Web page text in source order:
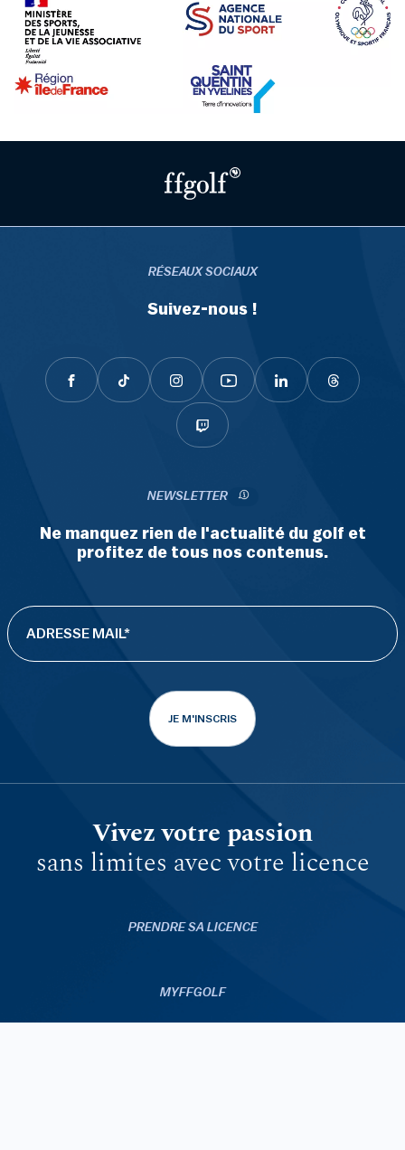
RÉSEAUX SOCIAUX
Suivez-nous !
NEWSLETTER
Ne manquez rien de l'actualité du golf et
profitez de tous nos contenus.
JE M'INSCRIS
Vivez votre passion
sans limites avec votre licence
PRENDRE SA LICENCE
MYFFGOLF